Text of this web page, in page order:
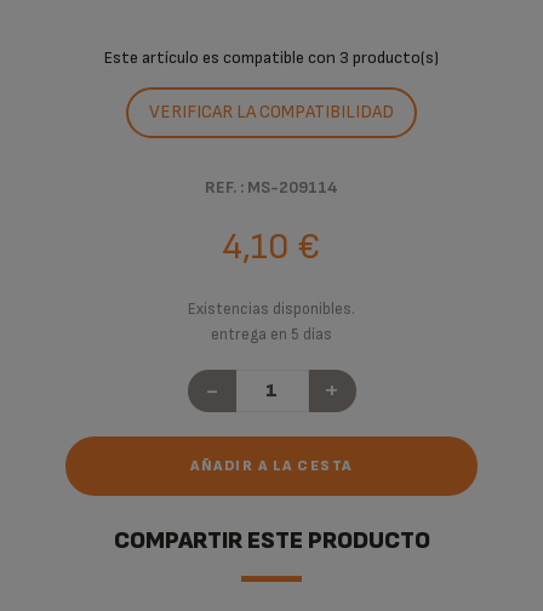
Este artículo es compatible con 3 producto(s)
VERIFICAR LA COMPATIBILIDAD
REF. : MS-209114
4,10 €
Existencias disponibles.
entrega en 5 días
- +
AÑADIR A LA CESTA
COMPARTIR ESTE PRODUCTO